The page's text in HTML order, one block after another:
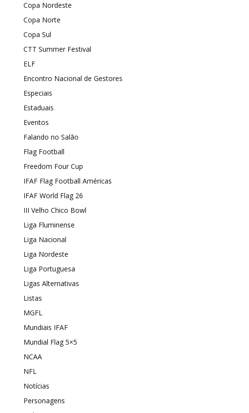
Copa Nordeste
Copa Norte
Copa Sul
CTT Summer Festival
ELF
Encontro Nacional de Gestores
Especiais
Estaduais
Eventos
Falando no Salão
Flag Football
Freedom Four Cup
IFAF Flag Football Américas
IFAF World Flag 26
III Velho Chico Bowl
Liga Fluminense
Liga Nacional
Liga Nordeste
Liga Portuguesa
Ligas Alternativas
Listas
MGFL
Mundiais IFAF
Mundial Flag 5×5
NCAA
NFL
Notícias
Personagens